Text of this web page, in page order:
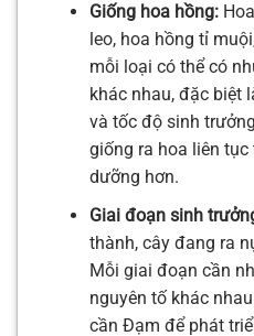
Giống hoa hồng:
leo, hoa hồng tỉ
mỗi loại có thể có
khác nhau, đặc biệt
và tốc độ sinh
giống ra hoa liên
dưỡng hơn.
Giai đoạn sinh
thành, cây đang ra
Mỗi giai đoạn cần
nguyên tố khác
cần Đạm để phát